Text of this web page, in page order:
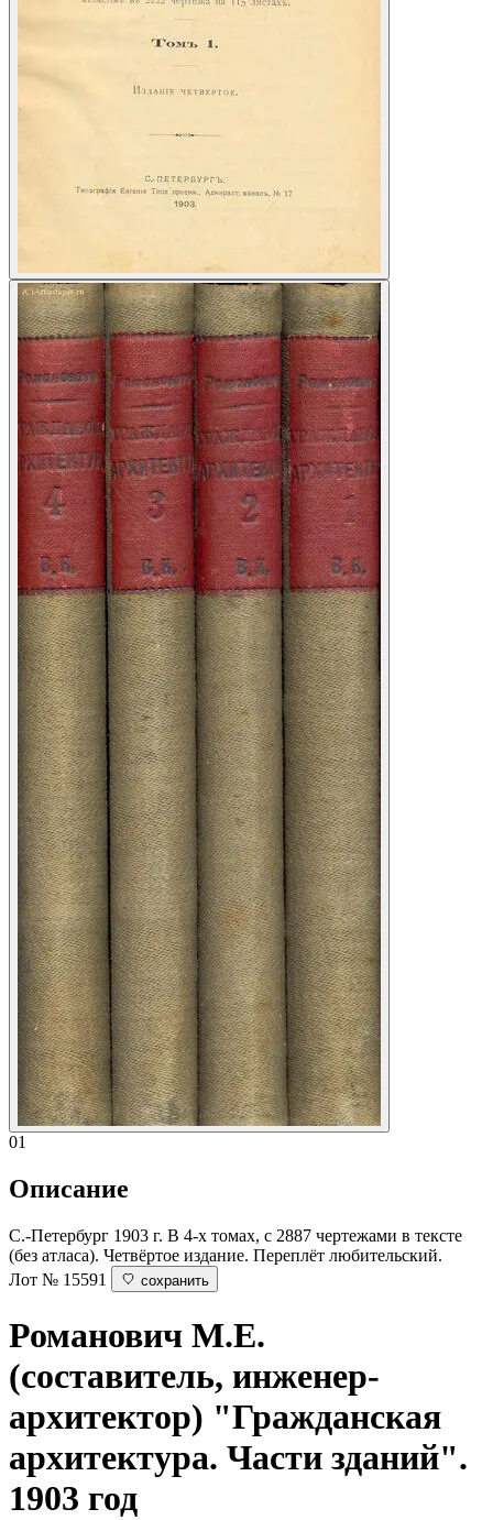
01
Описание
С.-Петербург 1903 г. В 4-х томах, с 2887 чертежами в тексте
(без атласа). Четвёртое издание. Переплёт любительский.
Лот № 15591
сохранить
Романович М.Е.
(составитель, инженер-
архитектор) "Гражданская
архитектура. Части зданий".
1903 год